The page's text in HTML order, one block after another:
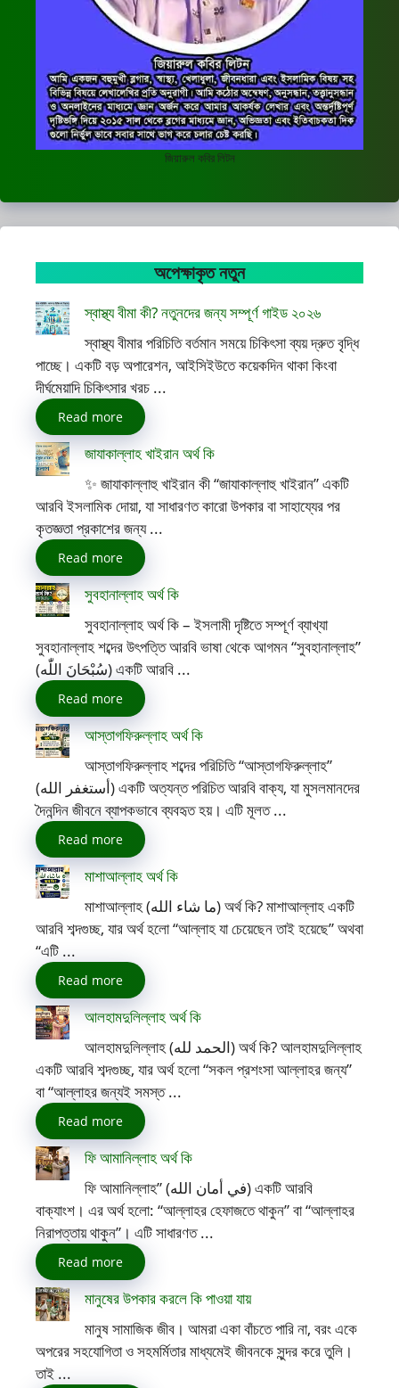
জিয়ারুল কবির লিটন
অপেক্ষাকৃত নতুন
স্বাস্থ্য বীমা কী? নতুনদের জন্য সম্পূর্ণ গাইড ২০২৬
স্বাস্থ্য বীমার পরিচিতি বর্তমান সময়ে চিকিৎসা ব্যয় দ্রুত বৃদ্ধি
পাচ্ছে। একটি বড় অপারেশন, আইসিইউতে কয়েকদিন থাকা কিংবা
দীর্ঘমেয়াদি চিকিৎসার খরচ ...
Read more
জাযাকাল্লাহ খাইরান অর্থ কি
✨ জাযাকাল্লাহু খাইরান কী “জাযাকাল্লাহু খাইরান” একটি
আরবি ইসলামিক দোয়া, যা সাধারণত কারো উপকার বা সাহায্যের পর
কৃতজ্ঞতা প্রকাশের জন্য ...
Read more
সুবহানাল্লাহ অর্থ কি
সুবহানাল্লাহ অর্থ কি – ইসলামী দৃষ্টিতে সম্পূর্ণ ব্যাখ্যা
সুবহানাল্লাহ শব্দের উৎপত্তি আরবি ভাষা থেকে আগমন “সুবহানাল্লাহ”
(سُبْحَانَ اللّٰه) একটি আরবি ...
Read more
আস্তাগফিরুল্লাহ অর্থ কি
আস্তাগফিরুল্লাহ শব্দের পরিচিতি “আস্তাগফিরুল্লাহ”
(أستغفر الله) একটি অত্যন্ত পরিচিত আরবি বাক্য, যা মুসলমানদের
দৈনন্দিন জীবনে ব্যাপকভাবে ব্যবহৃত হয়। এটি মূলত ...
Read more
মাশাআল্লাহ অর্থ কি
মাশাআল্লাহ (ما شاء الله) অর্থ কি? মাশাআল্লাহ একটি
আরবি শব্দগুচ্ছ, যার অর্থ হলো “আল্লাহ যা চেয়েছেন তাই হয়েছে” অথবা
“এটি ...
Read more
আলহামদুলিল্লাহ অর্থ কি
আলহামদুলিল্লাহ (الحمد لله) অর্থ কি? আলহামদুলিল্লাহ
একটি আরবি শব্দগুচ্ছ, যার অর্থ হলো “সকল প্রশংসা আল্লাহর জন্য”
বা “আল্লাহর জন্যই সমস্ত ...
Read more
ফি আমানিল্লাহ অর্থ কি
ফি আমানিল্লাহ” (في أمان الله) একটি আরবি
বাক্যাংশ। এর অর্থ হলো: “আল্লাহর হেফাজতে থাকুন” বা “আল্লাহর
নিরাপত্তায় থাকুন”। এটি সাধারণত ...
Read more
মানুষের উপকার করলে কি পাওয়া যায়
মানুষ সামাজিক জীব। আমরা একা বাঁচতে পারি না, বরং একে
অপরের সহযোগিতা ও সহমর্মিতার মাধ্যমেই জীবনকে সুন্দর করে তুলি।
তাই ...